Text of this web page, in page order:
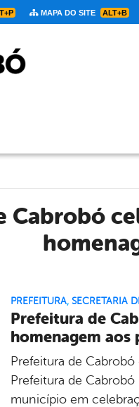
MAPA DO SITE ALT+B
Cabrobó
PREFEITURA, SECRETARIA
Prefeitura de
homenagem aos
Prefeitura de
Prefeitura de
município em